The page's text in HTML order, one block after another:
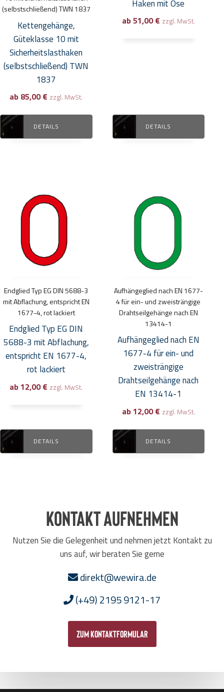
(selbstschließend) TWN 1837
Kettengehänge,
Güteklasse 10 mit
Sicherheitslasthaken
(selbstschließend) TWN
1837
ab 85,00€ zzgl. MwSt.
DETAILS
auf
Produktseite
gewählt
werden
Haken mit Öse
ab51,00€ zzgl. MwSt.
DETAILS
der
Endglied Typ EG DIN 5688-3
mit Abflachung, entspricht EN
1677-4, rot lackiert
Endglied Typ EG DIN
5688-3 mit Abflachung,
entspricht EN 1677-4,
rot lackiert
ab 12,00€ zzgl. MwSt.
DETAILS
Produkt
Varianten
können
der
Produktseite
gewählt
Aufhängeglied nach EN 1677-
4 für ein- und zweisträngige
Drahtseilgehänge nach EN
13414-1
Aufhängeglied nach EN
1677-4 für ein- und
zweisträngige
Drahtseilgehänge nach
EN 13414-1
ab 12,00€ zzgl. MwSt.
DETAILS
Produkt
Varianten
können
auf
Produktseite
gewählt
werden
Kontakt aufnehmen
Nutzen Sie die Gelegenheit und nehmen jetzt Kontakt zu
uns auf, wir beraten Sie gerne
direkt@wewira.de
(+49) 2195 9121-17
zum Kontaktformular